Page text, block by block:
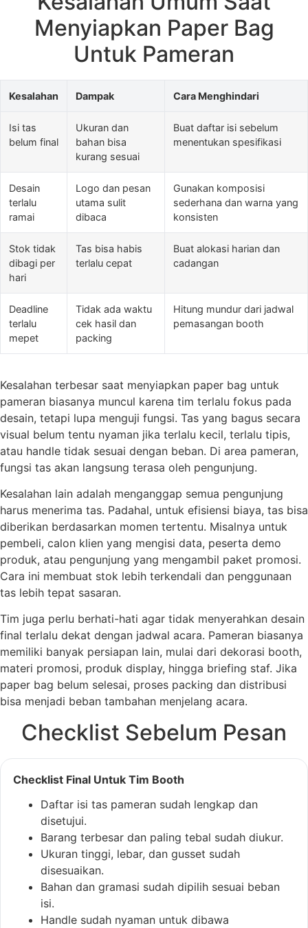
Menyiapkan Paper Bag
Untuk Pameran
Kesalahan Dampak Cara Menghindari
Isi tas
belum final
Ukuran dan
bahan bisa
kurang sesuai
Buat daftar isi sebelum
menentukan spesifikasi
Desain
terlalu
ramai
Logo dan pesan
utama sulit
dibaca
Gunakan komposisi
sederhana dan warna yang
konsisten
Stok tidak
dibagi per
hari
Tas bisa habis
terlalu cepat
Buat alokasi harian dan
cadangan
Deadline
terlalu
mepet
Tidak ada waktu
cek hasil dan
packing
Hitung mundur dari jadwal
pemasangan booth
Kesalahan terbesar saat menyiapkan paper bag untuk
pameran biasanya muncul karena tim terlalu fokus pada
desain, tetapi lupa menguji fungsi. Tas yang bagus secara
visual belum tentu nyaman jika terlalu kecil, terlalu tipis,
atau handle tidak sesuai dengan beban. Di area pameran,
fungsi tas akan langsung terasa oleh pengunjung.
Kesalahan lain adalah menganggap semua pengunjung
harus menerima tas. Padahal, untuk efisiensi biaya, tas bisa
diberikan berdasarkan momen tertentu. Misalnya untuk
pembeli, calon klien yang mengisi data, peserta demo
produk, atau pengunjung yang mengambil paket promosi.
Cara ini membuat stok lebih terkendali dan penggunaan
tas lebih tepat sasaran.
Tim juga perlu berhati-hati agar tidak menyerahkan desain
final terlalu dekat dengan jadwal acara. Pameran biasanya
memiliki banyak persiapan lain, mulai dari dekorasi booth,
materi promosi, produk display, hingga briefing staf. Jika
paper bag belum selesai, proses packing dan distribusi
bisa menjadi beban tambahan menjelang acara.
Checklist Sebelum Pesan
Checklist Final Untuk Tim Booth
Daftar isi tas pameran sudah lengkap dan
disetujui.
Barang terbesar dan paling tebal sudah diukur.
Ukuran tinggi, lebar, dan gusset sudah
disesuaikan.
Bahan dan gramasi sudah dipilih sesuai beban
isi.
Handle sudah nyaman untuk dibawa